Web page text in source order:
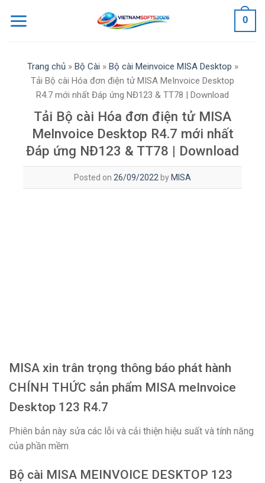
0
Trang chủ» Bộ Cài » Bộ cài Meinvoice MISA Desktop »
Tải Bộ cài Hóa đơn điện tử MISA MeInvoice Desktop
R4.7 mới nhất Đáp ứng NĐ123 & TT78 | Download
Tải Bộ cài Hóa đơn điện tử MISA
MeInvoice Desktop R4.7 mới nhất
Đáp ứng NĐ123 & TT78 | Download
Posted on 26/09/2022 by MISA
MISA xin trân trọng thông báo phát hành
CHÍNH THỨC sản phẩm MISA meInvoice
Desktop 123 R4.7
Phiên bản này sửa các lỗi và cải thiện hiệu suất và tính năng
của phần mềm
Bộ cài MISA MEINVOICE DESKTOP 123